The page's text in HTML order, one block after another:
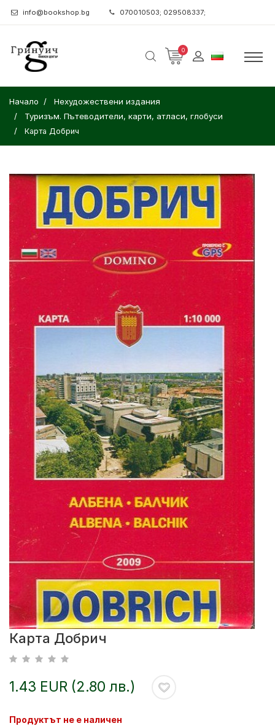
info@bookshop.bg 070010503; 029508337;
0
Начало
Нехудожествени издания
Туризъм. Пътеводители, карти, атласи, глобуси
Карта Добрич
Карта Добрич
1.43 EUR (2.80 лв.)
Продуктът не е наличен